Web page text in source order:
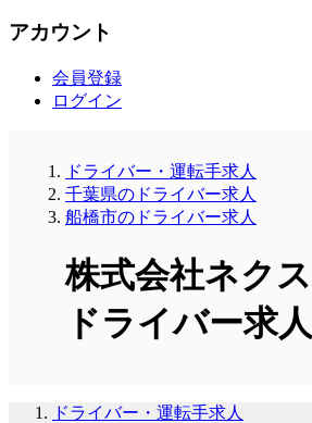
アカウント
会員登録
ログイン
ドライバー・運転手求人
千葉県のドライバー求人
船橋市のドライバー求人
株式会社ネク
ドライバー求
ドライバー・運転手求人